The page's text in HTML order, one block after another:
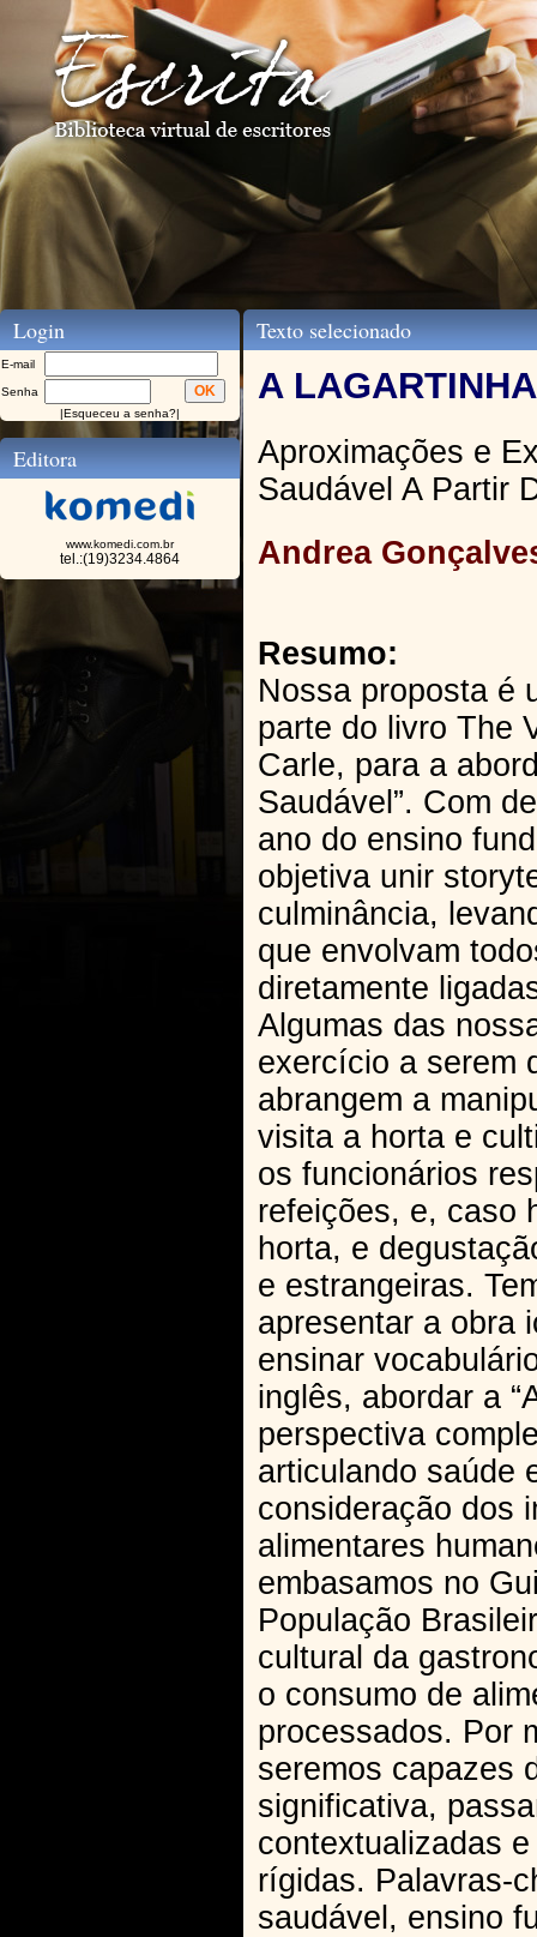
Login
E-mail
Senha
|Esqueceu a senha?|
Editora
www.komedi.com.br
tel.:(19)3234.4864
Texto selecionado
A
Aproximações e
Saudável A Partir
Andrea
Resumo:
Nossa proposta é
parte do livro The
Carle, para a
Saudável”. Com
ano do ensino
objetiva unir
culminância,
que envolvam
diretamente
Algumas das
exercício a serem
abrangem a
visita a horta e
os funcionários
refeições, e, caso
horta, e
e estrangeiras.
apresentar a obra
ensinar
inglês, abordar a
perspectiva
articulando saúde
consideração dos
alimentares
embasamos no
População
cultural da
o consumo de
processados. Por
seremos capazes
significativa,
contextualizadas
rígidas. Palavras-
saudável, ensino